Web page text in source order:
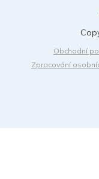
Obchodní
Zpracování